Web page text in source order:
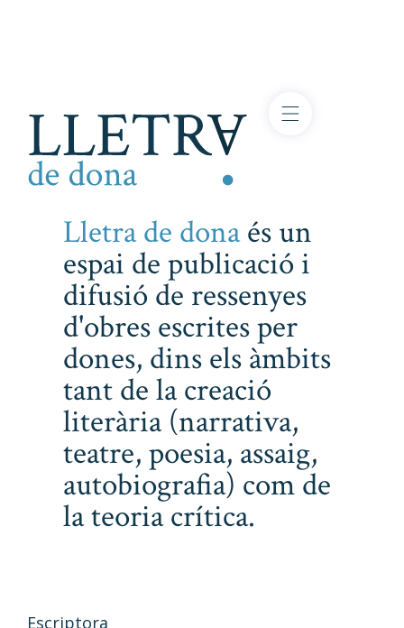
Lletra de donaés un
espai de publicació i
difusió de ressenyes
d'obres escrites per
dones, dins els àmbits
tant de la creació
literària (narrativa,
teatre, poesia, assaig,
autobiografia) com de
la teoria crítica.
Escriptora